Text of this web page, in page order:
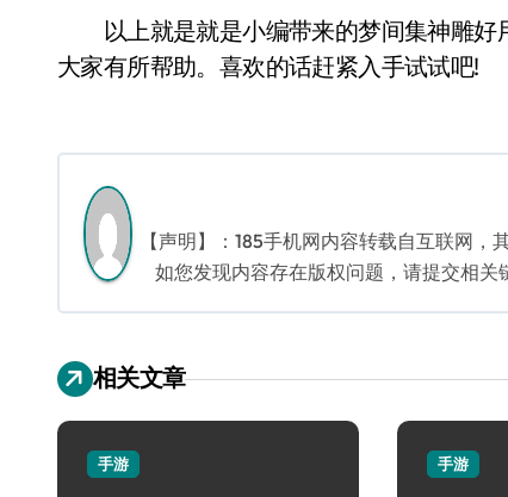
以上就是就是小编带来的梦间集神雕好
大家有所帮助。喜欢的话赶紧入手试试吧!
【声明】：185手机网内容转载自互联网
如您发现内容存在版权问题，请提交相关
相关文章
手游 手游